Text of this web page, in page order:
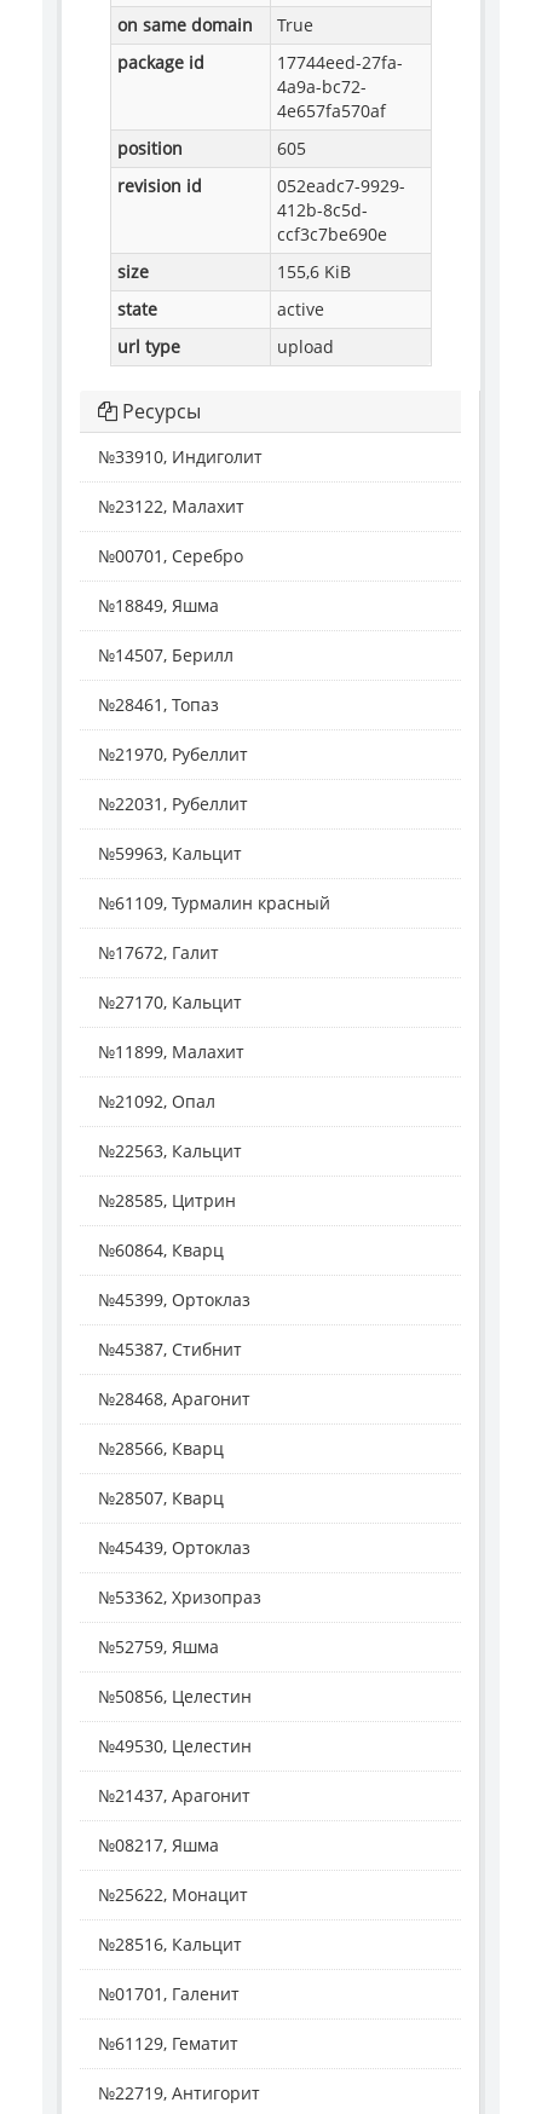
on same domain
True
package id
17744eed-27fa-
4a9a-bc72-
4e657fa570af
position
605
revision id
052eadc7-9929-
412b-8c5d-
ccf3c7be690e
size
155,6 KiB
state
active
url type
upload
Ресурсы
№33910, Индиголит
№23122, Малахит
№00701, Серебро
№18849, Яшма
№14507, Берилл
№28461, Топаз
№21970, Рубеллит
№22031, Рубеллит
№59963, Кальцит
№61109, Турмалин красный
№17672, Галит
№27170, Кальцит
№11899, Малахит
№21092, Опал
№22563, Кальцит
№28585, Цитрин
№60864, Кварц
№45399, Ортоклаз
№45387, Стибнит
№28468, Арагонит
№28566, Кварц
№28507, Кварц
№45439, Ортоклаз
№53362, Хризопраз
№52759, Яшма
№50856, Целестин
№49530, Целестин
№21437, Арагонит
№08217, Яшма
№25622, Монацит
№28516, Кальцит
№01701, Галенит
№61129, Гематит
№22719, Антигорит